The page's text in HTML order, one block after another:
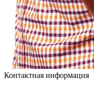
Контактная информация